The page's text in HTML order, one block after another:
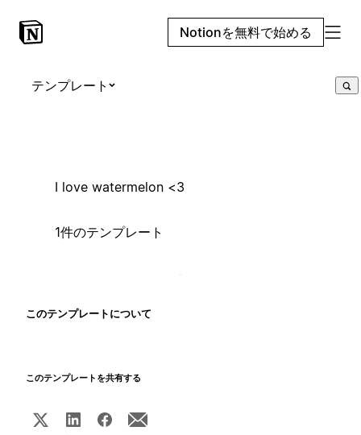
Notionを無料で始める
テンプレート
I love watermelon <3
1件のテンプレート
このテンプレートについて
このテンプレートを共有する